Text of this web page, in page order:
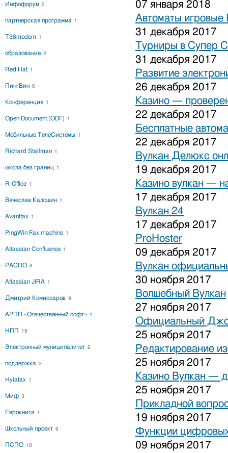
07 января 2018
Автоматы игровые
31 декабря 2017
Турниры в Супер
31 декабря 2017
Развитие
26 декабря 2017
Казино —
22 декабря 2017
Бесплатные
22 декабря 2017
Вулкан Делюкс
19 декабря 2017
Казино вулкан —
17 декабря 2017
Вулкан 24
17 декабря 2017
ProHoster
09 декабря 2017
Вулкан
30 ноября 2017
Волшебный Вулкан
27 ноября 2017
Официальный
25 ноября 2017
Редактирование
25 ноября 2017
Казино Вулкан —
25 ноября 2017
Прикладной
19 ноября 2017
Функции
09 ноября 2017
Инфофорум 2
партнерская программа 1
T38modem 1
образование 2
Red Hat 1
ПингВин 6
Конференция 1
Open Document (ODF) 1
Мобильные ТелеСистемы 1
Richard Stallman 1
школа без границ 1
R-Office 1
Вячеслав Калошин 1
Avantfax 1
PingWin Fax machine 1
Atlassian Confluence 1
РАСПО 8
Atlassian JIRA 1
Дмитрий Комиссаров 9
АРПП «Отечественный софт» 1
НПП 19
Электронный муниципалитет 2
поддержка 2
Hylafax 1
Миф 3
Еврокнига 1
Школьный проект 9
ПСПО 10